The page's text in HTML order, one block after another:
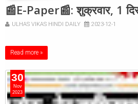
📰E-Paper📰: शुक्रवार, 1
ULHAS VIKAS HINDI DAILY 2023-12-1
Read more »
30
Nov
2023